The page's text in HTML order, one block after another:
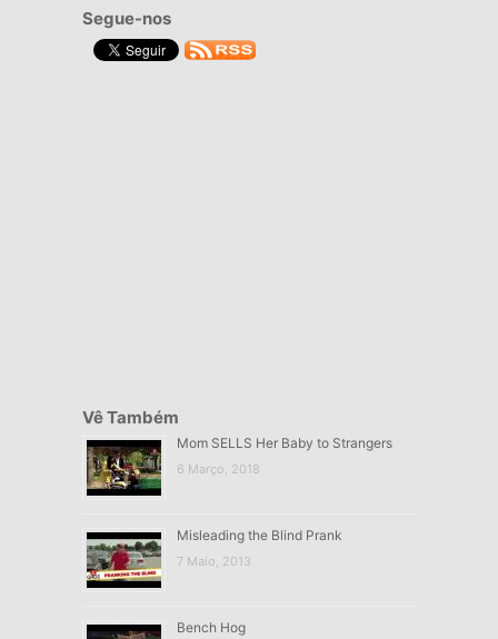
Segue-nos
Vê Também
Mom SELLS Her Baby to Strangers
6 Março, 2018
Misleading the Blind Prank
7 Maio, 2013
Bench Hog